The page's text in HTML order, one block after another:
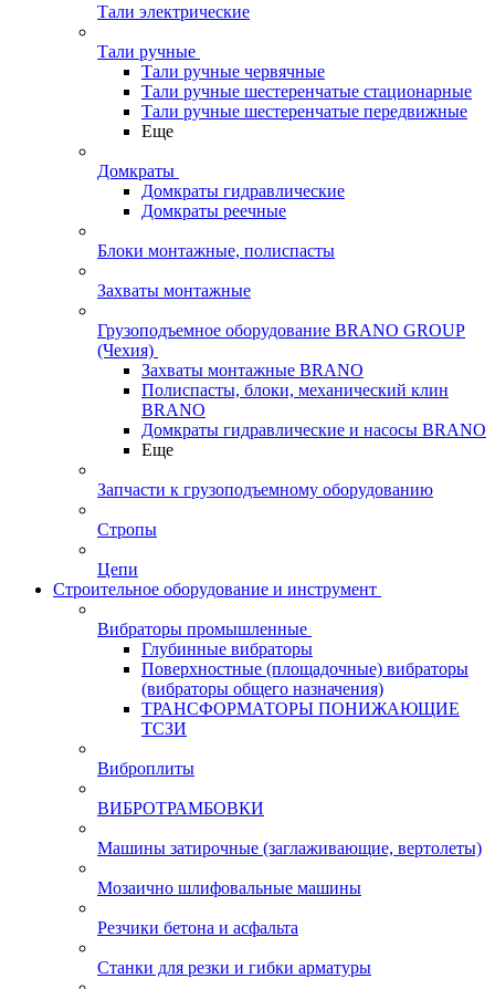
Тали электрические
Тали ручные
Тали ручные червячные
Тали ручные шестеренчатые стационарные
Тали ручные шестеренчатые передвижные
Еще
Домкраты
Домкраты гидравлические
Домкраты реечные
Блоки монтажные, полиспасты
Захваты монтажные
Грузоподъемное оборудование BRANO GROUP
(Чехия)
Захваты монтажные BRANO
Полиспасты, блоки, механический клин
BRANO
Домкраты гидравлические и насосы BRANO
Еще
Запчасти к грузоподъемному оборудованию
Стропы
Цепи
Строительное оборудование и инструмент
Вибраторы промышленные
Глубинные вибраторы
Поверхностные (площадочные) вибраторы
(вибраторы общего назначения)
ТРАНСФОРМАТОРЫ ПОНИЖАЮЩИЕ
ТСЗИ
Виброплиты
ВИБРОТРАМБОВКИ
Машины затирочные (заглаживающие, вертолеты)
Мозаично шлифовальные машины
Резчики бетона и асфальта
Станки для резки и гибки арматуры